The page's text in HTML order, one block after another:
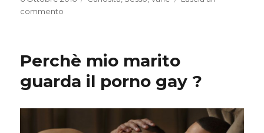
il
commento
fenomeno
espansione
Perchè mio marito
guarda il porno gay ?